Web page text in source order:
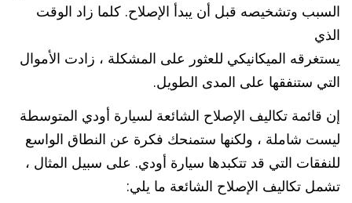
السبب وتشخيصه قبل أن يبدأ الإصلاح. كلما زاد الوقت
الذي
يستغرقه الميكانيكي للعثور على المشكلة ، زادت الأموال
التي ستنفقها على المدى الطويل.
إن قائمة تكاليف الإصلاح الشائعة لسيارة أودي المتوسطة
ليست شاملة ، ولكنها ستمنحك فكرة عن النطاق الواسع
للنفقات التي قد تتكبدها سيارة أودي. على سبيل المثال ،
تشمل تكاليف الإصلاح الشائعة ما يلي: